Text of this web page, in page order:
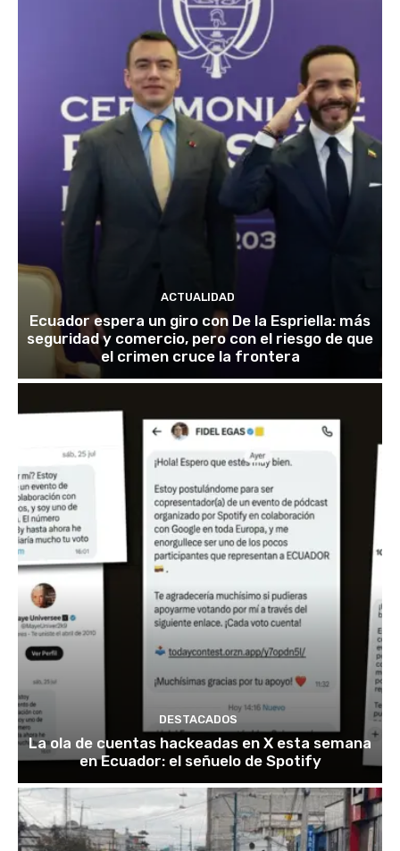
ACTUALIDAD
Ecuador espera un giro con De la Espriella: más
seguridad y comercio, pero con el riesgo de que
el crimen cruce la frontera
DESTACADOS
La ola de cuentas hackeadas en X esta semana
en Ecuador: el señuelo de Spotify